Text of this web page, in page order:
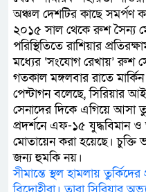
অঞ্চল দেশটির কাছে সমর্পণ
২০১৫ সাল থেকে রুশ সৈন্য
পরিস্থিতিতে রাশিয়ার
মধ্যের ‘সংযোগ রেখায়’ রুশ
গতকাল মঙ্গলবার রাতে
পেন্টাগন বলেছে, সিরিয়ার
সেনাদের দিকে এগিয়ে আসা
প্রদর্শনে এফ-১৫ যুদ্ধবিমান ও
মোতায়েন করা হয়েছে। চুক্তি
জন্য হুমকি নয়।
সীমান্তে স্থল হামলায়